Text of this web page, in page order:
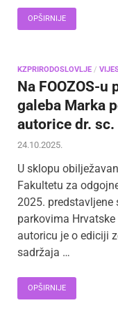
OPŠIRNIJE
KZPRIRODOSLOVLJE /
Na FOOZOS-
galeba Marka
autorice dr.
24.10.2025.
U sklopu
Fakultetu za
2025. predstavljene
parkovima
autoricu je o ediciji
sadržaja …
OPŠIRNIJE